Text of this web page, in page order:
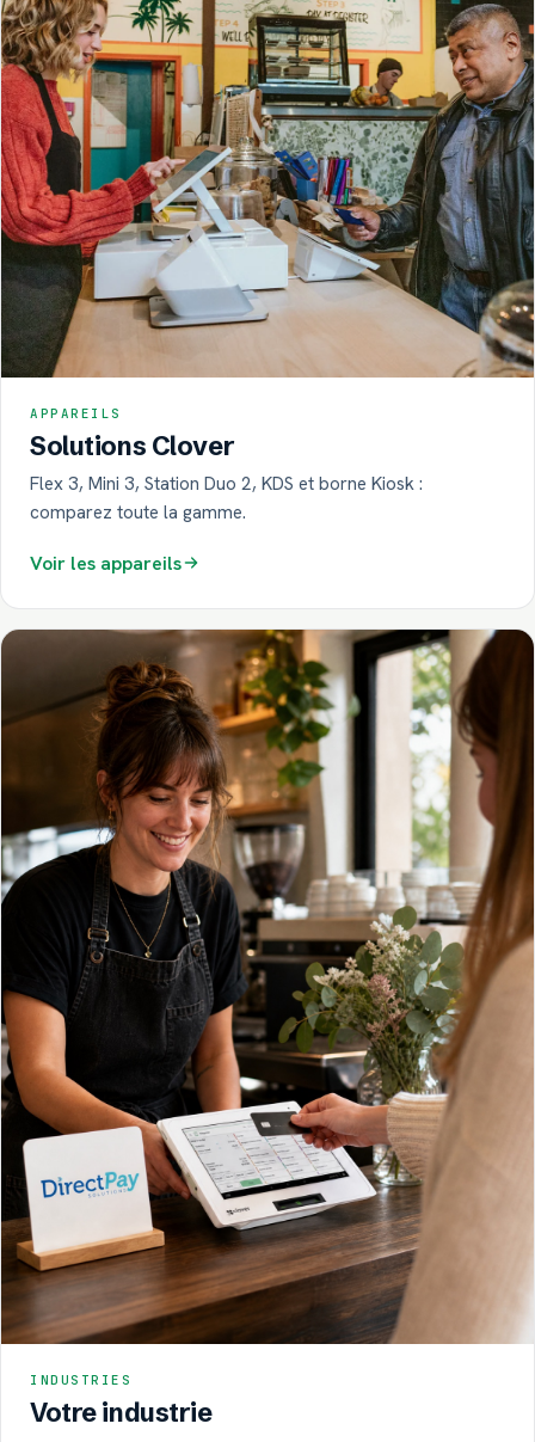
APPAREILS
Solutions Clover
Flex 3, Mini 3, Station Duo 2, KDS et borne Kiosk :
comparez toute la gamme.
Voir les appareils
INDUSTRIES
Votre industrie